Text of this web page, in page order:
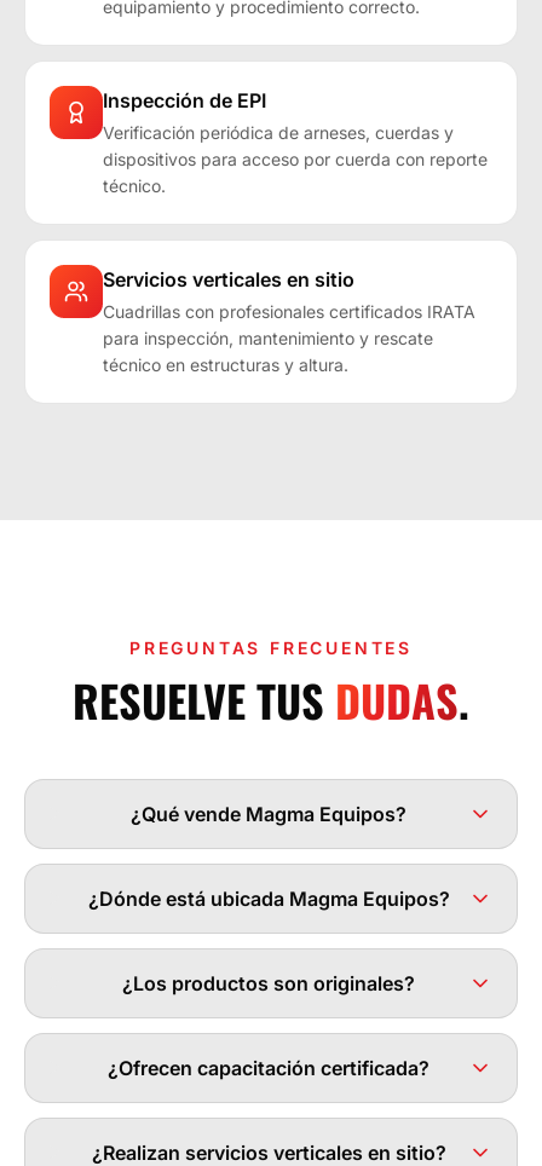
equipamiento y procedimiento correcto.
Inspección de EPI
Verificación periódica de arneses, cuerdas y
dispositivos para acceso por cuerda con reporte
técnico.
Servicios verticales en sitio
Cuadrillas con profesionales certificados IRATA
para inspección, mantenimiento y rescate
técnico en estructuras y altura.
PREGUNTAS FRECUENTES
RESUELVE TUS DUDAS.
¿Qué vende Magma Equipos?
¿Dónde está ubicada Magma Equipos?
¿Los productos son originales?
¿Ofrecen capacitación certificada?
¿Realizan servicios verticales en sitio?